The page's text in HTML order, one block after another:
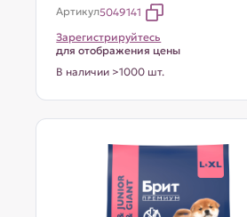
Артикул5049141
Зарегистрируйтесь
для отображения цены
В наличии >1000 шт.